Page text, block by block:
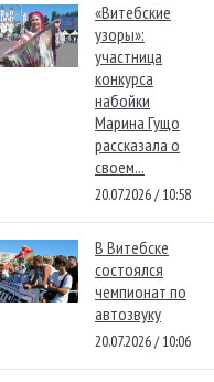
«Витебские
узоры»:
участница
конкурса
набойки
Марина Гущо
рассказала о
своем...
20.07.2026 / 10:58
В Витебске
состоялся
чемпионат по
автозвуку
20.07.2026 / 10:06